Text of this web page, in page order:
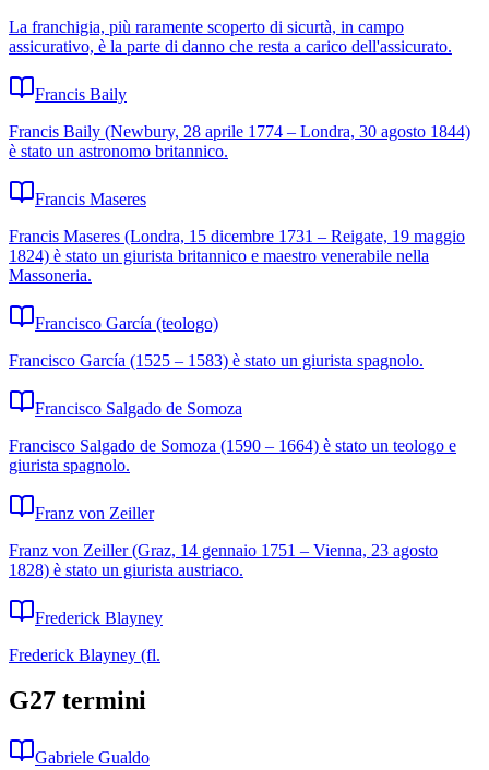
La franchigia, più raramente scoperto di sicurtà, in campo
assicurativo, è la parte di danno che resta a carico dell'assicurato.
Francis Baily
Francis Baily (Newbury, 28 aprile 1774 – Londra, 30 agosto 1844)
è stato un astronomo britannico.
Francis Maseres
Francis Maseres (Londra, 15 dicembre 1731 – Reigate, 19 maggio
1824) è stato un giurista britannico e maestro venerabile nella
Massoneria.
Francisco García (teologo)
Francisco García (1525 – 1583) è stato un giurista spagnolo.
Francisco Salgado de Somoza
Francisco Salgado de Somoza (1590 – 1664) è stato un teologo e
giurista spagnolo.
Franz von Zeiller
Franz von Zeiller (Graz, 14 gennaio 1751 – Vienna, 23 agosto
1828) è stato un giurista austriaco.
Frederick Blayney
Frederick Blayney (fl.
G27 termini
Gabriele Gualdo